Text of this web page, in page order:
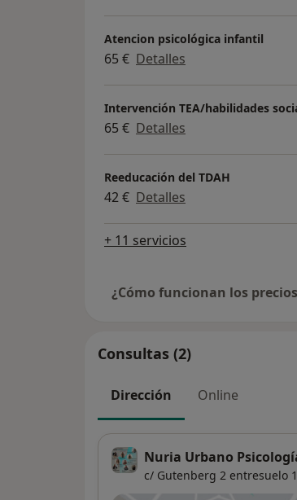
Atencion psicológica infantil
65 € Detalles
Intervención TEA/habilidades
65 € Detalles
Reeducación del TDAH
42 € Detalles
+ 11 servicios
¿Cómo funcionan los
Consultas (2)
Dirección Online
Nuria Urbano
c/ Gutenberg 2 entresuelo